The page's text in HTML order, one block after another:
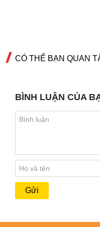
CÓ THỂ BẠN QUAN
BÌNH LUẬN CỦA